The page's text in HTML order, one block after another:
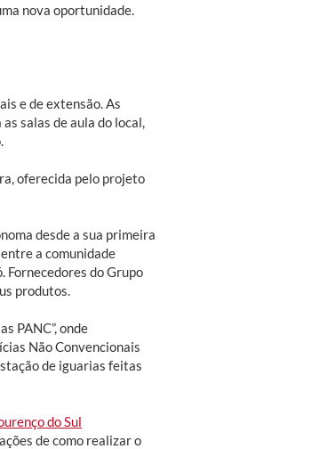
nova oportunidade.
e de extensão. As
salas de aula do local,
oferecida pelo projeto
desde a sua primeira
a comunidade
Fornecedores do Grupo
produtos.
PANC”, onde
Não Convencionais
de iguarias feitas
do Sul
de como realizar o